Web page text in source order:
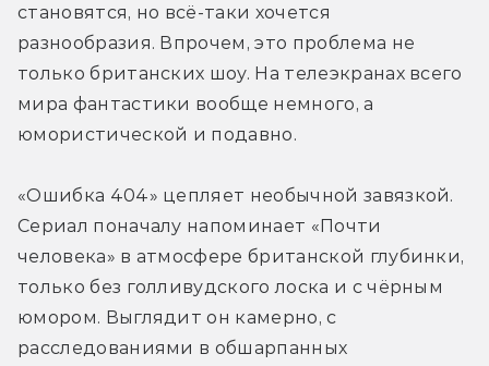
становятся, но всё-таки хочется
разнообразия. Впрочем, это проблема не
только британских шоу. На телеэкранах всего
мира фантастики вообще немного, а
юмористической и подавно.
«Ошибка 404» цепляет необычной завязкой.
Сериал поначалу напоминает «Почти
человека» в атмосфере британской глубинки,
только без голливудского лоска и с чёрным
юмором. Выглядит он камерно, с
расследованиями в обшарпанных